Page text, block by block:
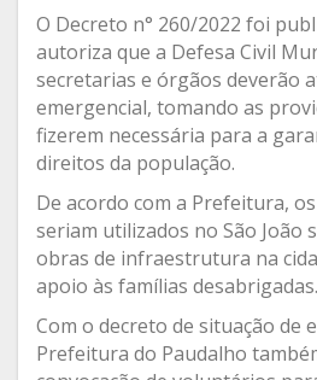
O Decreto n° 260/2022 foi
autoriza que a Defesa Civil
secretarias e órgãos deverão
emergencial, tomando as
fizerem necessária para a
direitos da população.
De acordo com a Prefeitura,
seriam utilizados no São João
obras de infraestrutura na
apoio às famílias desabrigadas.
Com o decreto de situação de
Prefeitura do Paudalho